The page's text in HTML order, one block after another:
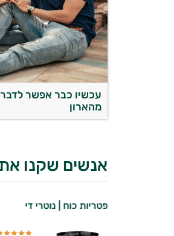
עכשיו כבר אפשר
מהארון
אנשים שקנו
פטריות כוח | נוטרי די